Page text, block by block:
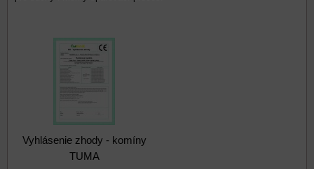
Vyhlásenie zhody - komíny
TUMA